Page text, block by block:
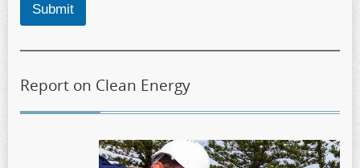
Submit
Report on Clean Energy